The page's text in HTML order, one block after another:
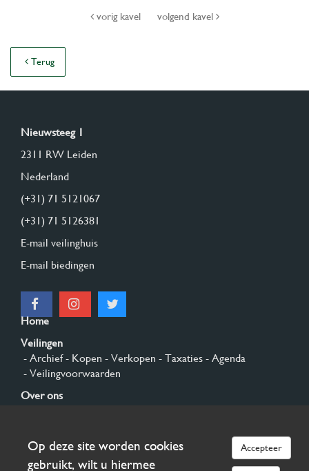
vorig kavel volgend kavel
Terug
Nieuwsteeg 1
2311 RW Leiden
Nederland
(+31) 71 5121067
(+31) 71 5126381
E-mail veilinghuis
E-mail biedingen
Home
Veilingen
- Archief- Kopen - Verkopen - Taxaties - Agenda
- Veilingvoorwaarden
Over ons
Aanmelden
Op deze site worden cookies
gebruikt, wilt u hiermee
Accepteer